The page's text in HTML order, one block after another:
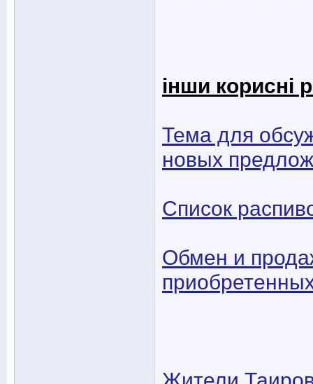
інши корисні
Тема для
новых
Список
Обмен и